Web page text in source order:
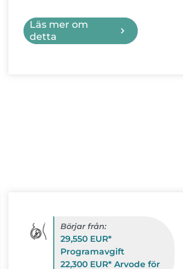
Läs mer om
detta
Börjar från:
29,550 EUR*
Programavgift
22,300 EUR* Arvode för